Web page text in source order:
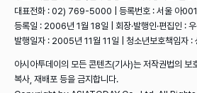
대표전화 : 02) 769-5000 | 등록번호 : 서울 아
등록일 : 2006년 1월 18일 | 회장·발행인·편집인 :
발행일자 : 2005년 11월 11일 | 청소년보호책임자 :
아시아투데이의 모든 콘텐츠(기사)는 저작권법의 보
복사, 재배포 등을 금지합니다.